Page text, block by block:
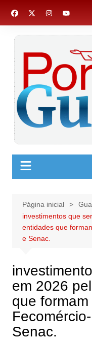
para
Página inicial
investimentos que
entidades que
e Senac.
em 2026
que
Senac.